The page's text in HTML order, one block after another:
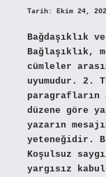
Tarih: Ekim 24,
Bağdaşıklık
Bağlaşıklık,
cümleler
uyumudur. 2.
paragrafların
düzene göre
yazarın
yeteneğidir.
Koşulsuz
yargısız